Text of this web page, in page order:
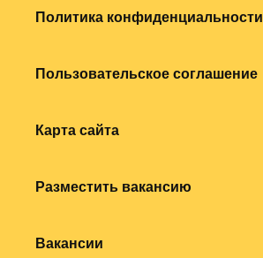
Политика конфиденциальности
Пользовательское соглашение
Карта сайта
Разместить вакансию
Вакансии